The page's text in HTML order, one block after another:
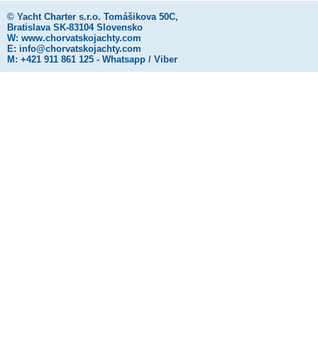
© Yacht Charter s.r.o. Tomášikova 50C,
Bratislava SK-83104 Slovensko
W: www.chorvatskojachty.com
E: info@chorvatskojachty.com
M: +421 911 861 125 - Whatsapp / Viber